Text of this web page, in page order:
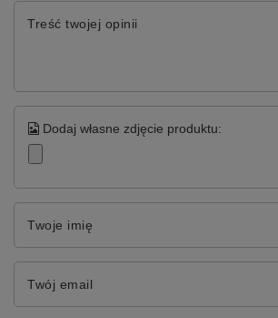
Treść twojej opinii
Dodaj własne zdjęcie produktu:
Twoje imię
Twój email